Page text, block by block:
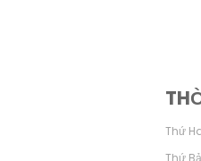
Thứ
Thứ